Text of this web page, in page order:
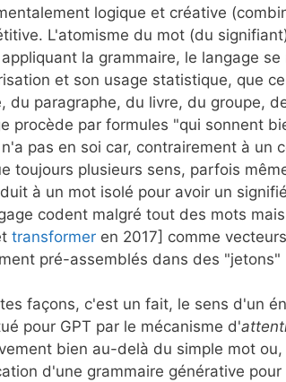
logique et créative
L'atomisme du mot (du
la grammaire, le langage se
et son usage statistique, que
du paragraphe, du livre, du groupe,
procède par formules "qui sonnent
pas en soi car, contrairement à un
toujours plusieurs sens, parfois
à un mot isolé pour avoir un
codent malgré tout des mots
transformer en 2017] comme
pré-assemblés dans des "jetons"
façons, c'est un fait, le sens d'un
pour GPT par le mécanisme d'
bien au-delà du simple mot
d'une grammaire générative